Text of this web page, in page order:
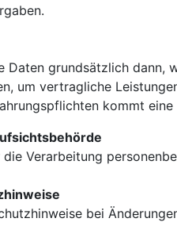
Daten grundsätzlich dann,
um vertragliche
kommt
die Verarbeitung
bei